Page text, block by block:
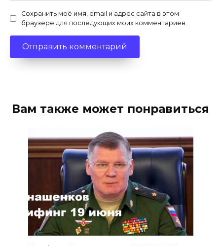
Сохранить моё имя, email и адрес сайта в этом
браузере для последующих моих комментариев.
Вам также может понравиться